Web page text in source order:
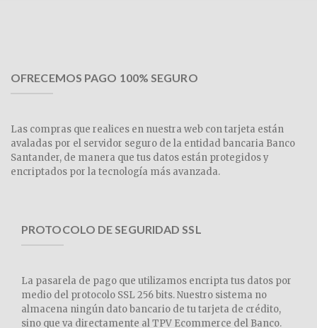
OFRECEMOS PAGO 100% SEGURO
Las compras que realices en nuestra web con tarjeta están
avaladas por el servidor seguro de la entidad bancaria Banco
Santander, de manera que tus datos están protegidos y
encriptados por la tecnología más avanzada.
PROTOCOLO DE SEGURIDAD SSL
La pasarela de pago que utilizamos encripta tus datos por
medio del protocolo SSL 256 bits. Nuestro sistema no
almacena ningún dato bancario de tu tarjeta de crédito,
sino que va directamente al TPV Ecommerce del Banco.